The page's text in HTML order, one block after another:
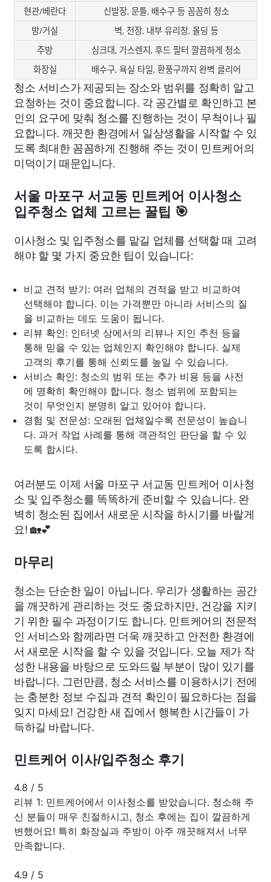
현관/베란다
신발장, 문틀, 배수구 등 꼼꼼히 청소
방/거실
벽, 천장, 내부 유리창, 몰딩 등
주방
싱크대, 가스렌지, 후드 필터 깔끔하게 청소
화장실
배수구, 욕실 타일, 환풍구까지 완벽 클리어
청소 서비스가 제공되는 장소와 범위를 정확히 알고
요청하는 것이 중요합니다. 각 공간별로 확인하고 본
인의 요구에 맞춰 청소를 진행하는 것이 무척이나 필
요합니다. 깨끗한 환경에서 일상생활을 시작할 수 있
도록 최대한 꼼꼼하게 진행해 주는 것이 민트케어의
미덕이기 때문입니다.
서울 마포구 서교동 민트케어 이사청소
입주청소 업체 고르는 꿀팁 🎯
이사청소 및 입주청소를 맡길 업체를 선택할 때 고려
해야 할 몇 가지 중요한 팁이 있습니다:
비교 견적 받기: 여러 업체의 견적을 받고 비교하여
선택해야 합니다. 이는 가격뿐만 아니라 서비스의 질
을 비교하는 데도 도움이 됩니다.
리뷰 확인: 인터넷 상에서의 리뷰나 지인 추천 등을
통해 믿을 수 있는 업체인지 확인해야 합니다. 실제
고객의 후기를 통해 신뢰도를 높일 수 있습니다.
서비스 확인: 청소의 범위 또는 추가 비용 등을 사전
에 명확히 확인해야 합니다. 청소 범위에 포함되는
것이 무엇인지 분명히 알고 있어야 합니다.
경험 및 전문성: 오래된 업체일수록 전문성이 높습니
다. 과거 작업 사례를 통해 객관적인 판단을 할 수 있
도록 합시다.
여러분도 이제 서울 마포구 서교동 민트케어 이사청
소 및 입주청소를 똑똑하게 준비할 수 있습니다. 완
벽히 청소된 집에서 새로운 시작을 하시기를 바랄게
요! 🏡💕
마무리
청소는 단순한 일이 아닙니다. 우리가 생활하는 공간
을 깨끗하게 관리하는 것도 중요하지만, 건강을 지키
기 위한 필수 과정이기도 합니다. 민트케어의 전문적
인 서비스와 함께라면 더욱 깨끗하고 안전한 환경에
서 새로운 시작을 할 수 있을 것입니다. 오늘 제가 작
성한 내용을 바탕으로 도와드릴 부분이 많이 있기를
바랍니다. 그런만큼, 청소 서비스를 이용하시기 전에
는 충분한 정보 수집과 견적 확인이 필요하다는 점을
잊지 마세요! 건강한 새 집에서 행복한 시간들이 가
득하길 바랍니다.
민트케어 이사/입주청소 후기
4.8 / 5
리뷰 1: 민트케어에서 이사청소를 받았습니다. 청소해 주
신 분들이 매우 친절하시고, 청소 후에는 집이 깔끔하게
변했어요! 특히 화장실과 주방이 아주 깨끗해져서 너무
만족합니다.
4.9 / 5